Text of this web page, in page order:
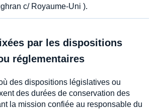
c/ Royaume-Uni ).
par les dispositions
réglementaires
des dispositions législatives ou
des durées de conservation des
la mission confiée au responsable du